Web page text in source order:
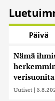
Päivä
Nämä
Uutiset |